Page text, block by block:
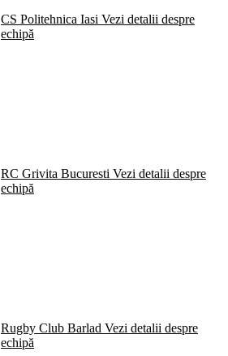
CS Politehnica Iasi Vezi detalii despre
echipă
RC Grivita Bucuresti Vezi detalii despre
echipă
Rugby Club Barlad Vezi detalii despre
echipă